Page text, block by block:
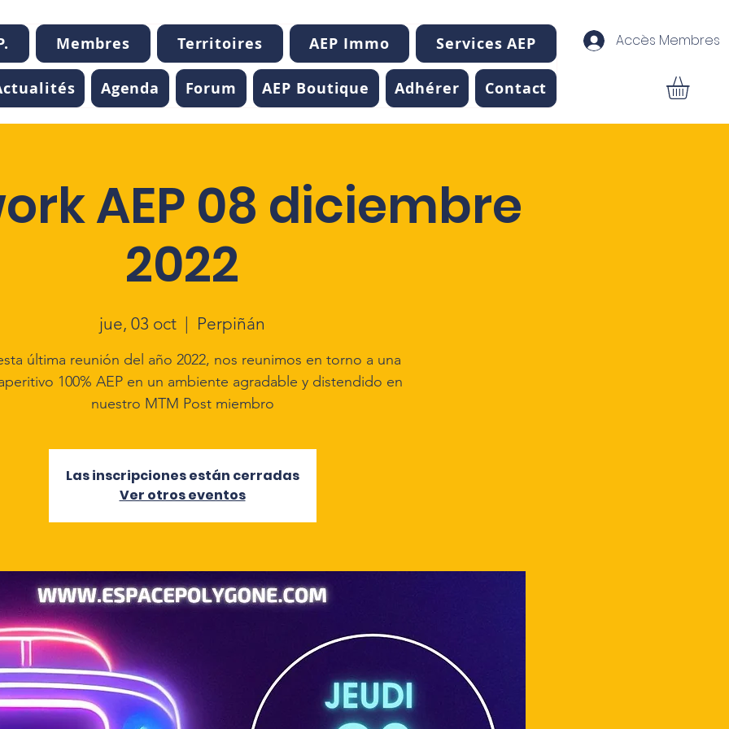
Membres Territoires AEP Immo Services AEP
Agenda Forum AEP Boutique Adhérer Contact
Accès Membres
AEP 08 diciembre
2022
jue, 03 oct
  |
Perpiñán
última reunión del año 2022, nos reunimos en torno a una
100% AEP en un ambiente agradable y distendido en
nuestro MTM Post miembro
Las inscripciones están cerradas
Ver otros eventos